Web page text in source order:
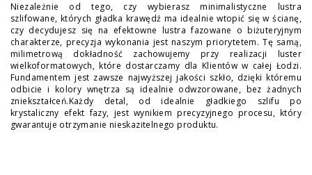
Niezależnie od tego, czy wybierasz minimalistyczne lustra
szlifowane, których gładka krawędź ma idealnie wtopić się w ścianę,
czy decydujesz się na efektowne lustra fazowane o biżuteryjnym
charakterze, precyzja wykonania jest naszym priorytetem. Tę samą,
milimetrową dokładność zachowujemy przy realizacji luster
wielkoformatowych, które dostarczamy dla Klientów w całej Łodzi.
Fundamentem jest zawsze najwyższej jakości szkło, dzięki któremu
odbicie i kolory wnętrza są idealnie odwzorowane, bez żadnych
zniekształceń.Każdy detal, od idealnie gładkiego szlifu po
krystaliczny efekt fazy, jest wynikiem precyzyjnego procesu, który
gwarantuje otrzymanie nieskazitelnego produktu.